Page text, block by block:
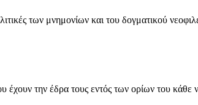
των μνημονίων και του δογματικού
έχουν την έδρα τους εντός των ορίων του κάθε